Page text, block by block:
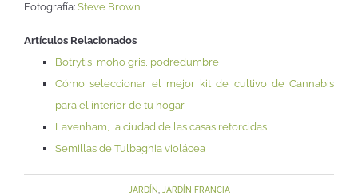
Fotografía: Steve Brown
Artículos Relacionados
Botrytis, moho gris, podredumbre
Cómo seleccionar el mejor kit de cultivo de Cannabis
para el interior de tu hogar
Lavenham, la ciudad de las casas retorcidas
Semillas de Tulbaghia violácea
JARDÍN, JARDÍN FRANCIA